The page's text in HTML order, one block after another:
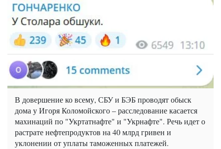
В довершение ко всему, СБУ и БЭБ проводят обыск
дома у Игоря Коломойского – расследование касается
махинаций по "Укртатнафте" и "Укрнафте". Речь идет о
растрате нефтепродуктов на 40 млрд гривен и
уклонении от уплаты таможенных платежей.